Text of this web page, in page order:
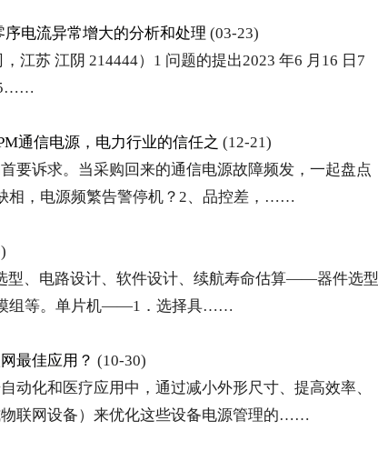
电流异常增大的分析和处理 (03-23)
江苏 江阴 214444）1 问题的提出2023 年6 月16 日7
5……
通信电源，电力行业的信任之 (12-21)
要诉求。当采购回来的通信电源故障频发，一起盘点
相，电源频繁告警停机？2、品控差，……
型、电路设计、软件设计、续航寿命估算——器件选型
模组等。单片机——1．选择具……
最佳应用？ (10-30)
动化和医疗应用中，通过减小外形尺寸、提高效率、
联网设备）来优化这些设备电源管理的……